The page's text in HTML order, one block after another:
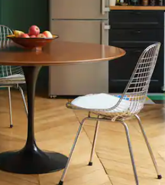
de flecha hacia arriba y hacia abajo o